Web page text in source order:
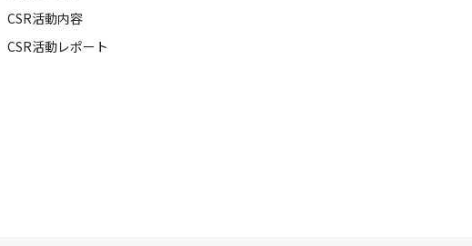
CSR活動内容
CSR活動レポート